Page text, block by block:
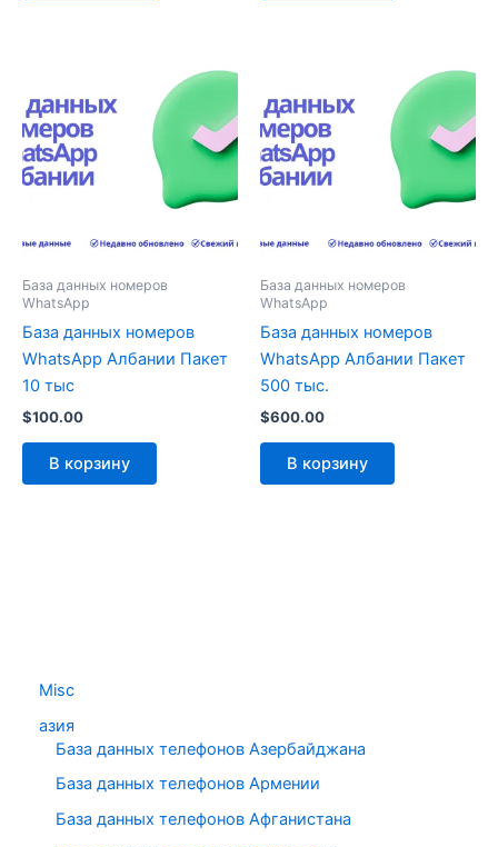
Misc
азия
База данных телефонов Азербайджана
База данных телефонов Армении
База данных телефонов Афганистана
База данных номеров
WhatsApp
База данных номеров
WhatsApp Албании Пакет
10 тыс
$100.00
В корзину
База данных номеров
WhatsApp
База данных номеров
WhatsApp Албании Пакет
500 тыс.
$600.00
В корзину